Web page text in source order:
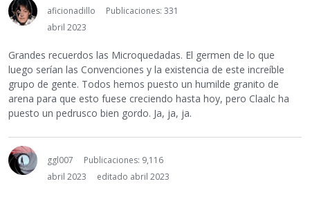
aficionadillo
Publicaciones: 331
abril 2023
Grandes recuerdos las Microquedadas. El germen de lo que
luego serían las Convenciones y la existencia de este increíble
grupo de gente. Todos hemos puesto un humilde granito de
arena para que esto fuese creciendo hasta hoy, pero Claalc ha
puesto un pedrusco bien gordo. Ja, ja, ja.
ggl007
Publicaciones: 9,116
abril 2023
editado abril 2023